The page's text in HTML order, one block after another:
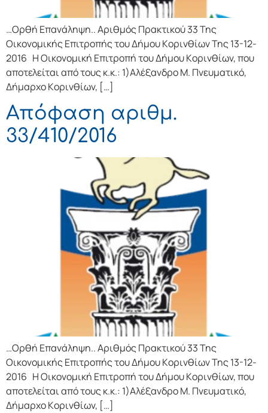
…Ορθή Επανάληψη.. Αριθμός Πρακτικού 33 Της
Οικονομικής Επιτρoπής τoυ Δήμoυ Κoριvθίωv Της 13-12-
2016 Η Οικονομική Επιτρoπή τoυ Δήμoυ Κoριvθίωv, πoυ
απoτελείται από τoυς κ.κ.: 1)Αλέξανδρο Μ. Πνευματικό,
Δήμαρχo Κoριvθίωv, […]
Απόφαση αριθμ.
33/410/2016
…Ορθή Επανάληψη.. Αριθμός Πρακτικού 33 Της
Οικονομικής Επιτρoπής τoυ Δήμoυ Κoριvθίωv Της 13-12-
2016 Η Οικονομική Επιτρoπή τoυ Δήμoυ Κoριvθίωv, πoυ
απoτελείται από τoυς κ.κ.: 1)Αλέξανδρο Μ. Πνευματικό,
Δήμαρχo Κoριvθίωv, […]